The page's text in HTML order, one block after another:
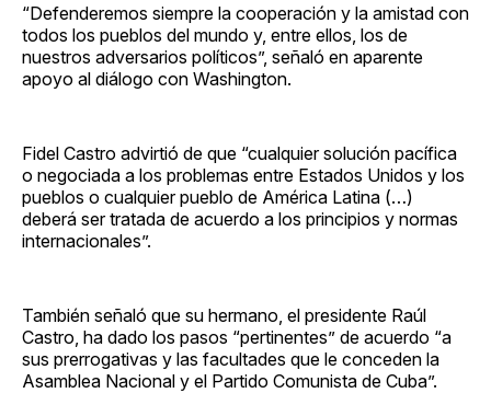
“Defenderemos siempre la cooperación y la amistad con
todos los pueblos del mundo y, entre ellos, los de
nuestros adversarios políticos”, señaló en aparente
apoyo al diálogo con Washington.
Fidel Castro advirtió de que “cualquier solución pacífica
o negociada a los problemas entre Estados Unidos y los
pueblos o cualquier pueblo de América Latina (…)
deberá ser tratada de acuerdo a los principios y normas
internacionales”.
También señaló que su hermano, el presidente Raúl
Castro, ha dado los pasos “pertinentes” de acuerdo “a
sus prerrogativas y las facultades que le conceden la
Asamblea Nacional y el Partido Comunista de Cuba”.